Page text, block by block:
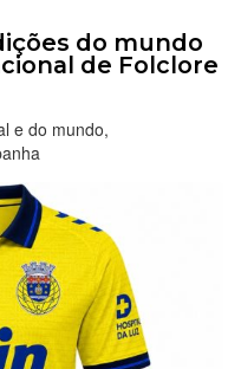
do mundo
de Folclore
e do mundo,